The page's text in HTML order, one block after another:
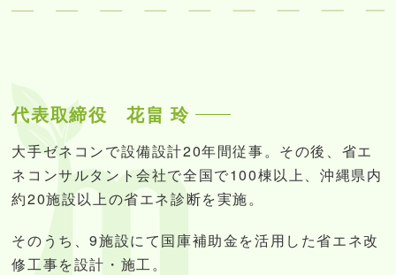
代表取締役 花畠 玲
大手ゼネコンで設備設計20年間従事。その後、省エ
ネコンサルタント会社で全国で100棟以上、沖縄県内
約20施設以上の省エネ診断を実施。
そのうち、9施設にて国庫補助金を活用した省エネ改
修工事を設計・施工。